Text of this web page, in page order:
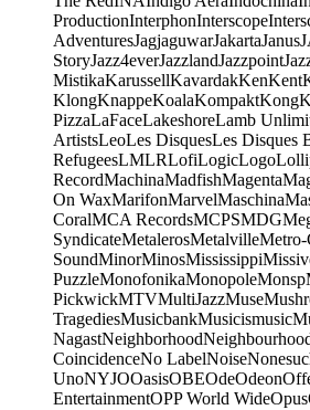
ProductionInterphonInterscope
AdventuresJagjaguwarJakartaJanus
StoryJazz4everJazzlandJazzpoint
MistikaKarussellKavardakKenKent
KlongKnappeKoalaKompaktKong
PizzaLaFaceLakeshoreLamb
ArtistsLeoLes DisquesLes Disques
RefugeesLMLRLofiLogicLogo
RecordMachinaMadfishMagenta
On WaxMarifonMarvelMaschina
CoralMCA RecordsMCPSMDG
SyndicateMetalerosMetalville
SoundMinorMinosMississippi
PuzzleMonofonikaMonopoleMonsp
PickwickMTVMultiJazzMuse
TragediesMusicbankMusicismusic
NagastNeighborhood
CoincidenceNo LabelNoise
UnoNYJOOasisOBEOdeOdeon
EntertainmentOPP World WideOpus